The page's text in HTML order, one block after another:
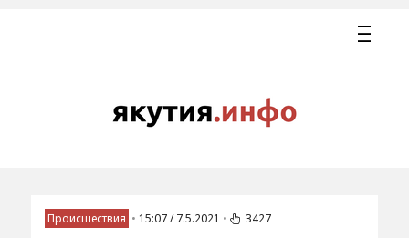
Происшествия • 15:07 / 7.5.2021 • 3427